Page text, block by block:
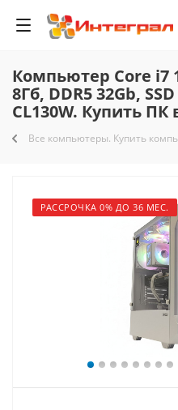
Компьютер Core i7
8Гб, DDR5 32Gb,
CL130W. Купить ПК
Все компьютеры. Купить
РАССРОЧКА 0% ДО 36 МЕС.